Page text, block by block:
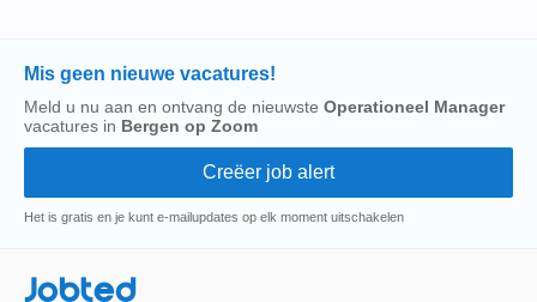
Mis geen nieuwe vacatures!
Meld u nu aan en ontvang de nieuwste Operationeel Manager
vacatures in Bergen op Zoom
Het is gratis en je kunt e-mailupdates op elk moment uitschakelen
Jobted